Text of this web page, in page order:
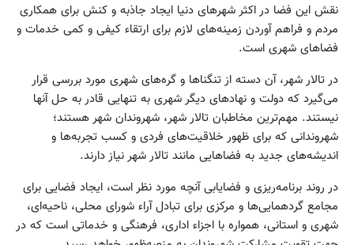
نقش این فضا در اکثر شهرهای دنیا ایجاد جاذبه و کنش برای همکاری
مردم و فراهم آوردن زمینه‌های لازم برای ارتقاء کیفی و کمی خدمات و
فضاهای شهری است.
در تالار شهر، آن دسته از تنگناها و گره‌های شهری مورد بررسی قرار
می‌گیرد که دولت و نهادهای دیگر شهری به تنهایی قادر به حل آنها
نیستند. مهم‌ترین مخاطبان تالار شهر، شهروندان شهر هستند؛
شهروندانی که برای ظهور خلاقیت‌های فردی و کسب تجربه‌ها و
اندیشه‌های جدید به فضاهایی مانند تالار شهر نیاز دارند.
در روند برنامه‌ریزی و فضایابی آنچه مورد نظر است، ایجاد فضایی برای
مجامع گردهمایی‌ها و مرکزی برای تبادل آراء شورای محلی، ناحیه‌ای،
شهری و استانی، همواره با اجزاء اداری، فرهنگی و خدماتی است که در